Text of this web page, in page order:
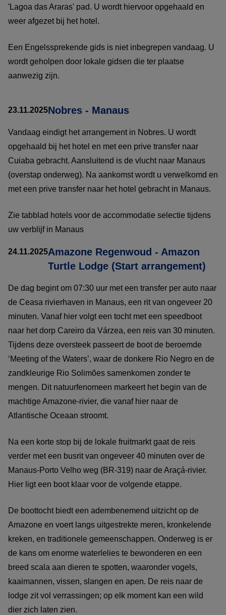
'Lagoa das Araras' pad. U wordt hiervoor opgehaald en
weer afgezet bij het hotel.
Een Engelssprekende gids is niet inbegrepen vandaag. U
wordt geholpen door lokale gidsen die ter plaatse
aanwezig zijn.
23.11.2025Nobres - Manaus
Vandaag eindigt het arrangement in Nobres. U wordt
opgehaald bij het hotel en met een prive transfer naar
Cuiaba gebracht. Aansluitend is de vlucht naar Manaus
(overstap onderweg). Na aankomst wordt u verwelkomd en
met een prive transfer naar het hotel gebracht in Manaus.
Zie tabblad hotels voor de accommodatie selectie tijdens
uw verblijf in Manaus
24.11.2025Amazone Regenwoud - Amazon
Turtle Lodge (Start arrangement)
De dag begint om 07:30 uur met een transfer per auto naar
de Ceasa rivierhaven in Manaus, een rit van ongeveer 20
minuten. Vanaf hier volgt een tocht met een speedboot
naar het dorp Careiro da Várzea, een reis van 30 minuten.
Tijdens deze oversteek passeert de boot de beroemde
‘Meeting of the Waters’, waar de donkere Rio Negro en de
zandkleurige Rio Solimões samenkomen zonder te
mengen. Dit natuurfenomeen markeert het begin van de
machtige Amazone-rivier, die vanaf hier naar de
Atlantische Oceaan stroomt.
Na een korte stop bij de lokale fruitmarkt gaat de reis
verder met een busrit van ongeveer 40 minuten over de
Manaus-Porto Velho weg (BR-319) naar de Araçá-rivier.
Hier ligt een boot klaar voor de volgende etappe.
De boottocht biedt een adembenemend uitzicht op de
Amazone en voert langs uitgestrekte meren, kronkelende
kreken, en traditionele gemeenschappen. Onderweg is er
de kans om enorme waterlelies te bewonderen en een
breed scala aan dieren te spotten, waaronder vogels,
kaaimannen, vissen, slangen en apen. De reis naar de
lodge zit vol verrassingen; op elk moment kan een wild
dier zich laten zien.